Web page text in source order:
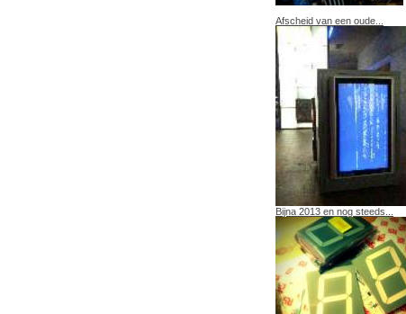
Afscheid van een oude...
Bijna 2013 en nog steeds...